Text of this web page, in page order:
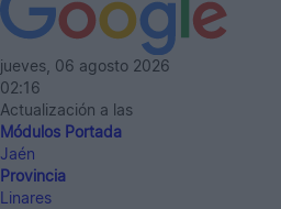
jueves, 06 agosto 2026
02:16
Actualización a las
Módulos Portada
Jaén
Provincia
Linares